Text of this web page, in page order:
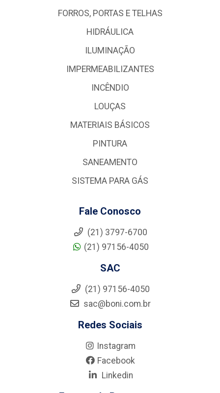
FORROS, PORTAS E TELHAS
HIDRÁULICA
ILUMINAÇÃO
IMPERMEABILIZANTES
INCÊNDIO
LOUÇAS
MATERIAIS BÁSICOS
PINTURA
SANEAMENTO
SISTEMA PARA GÁS
Fale Conosco
(21) 3797-6700
(21) 97156-4050
SAC
(21) 97156-4050
sac@boni.com.br
Redes Sociais
Instagram
Facebook
Linkedin